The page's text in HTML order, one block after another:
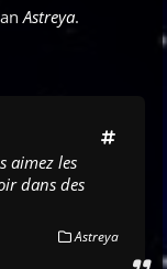
Astreya.
aimez les
dans des
Astreya